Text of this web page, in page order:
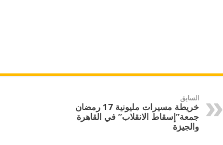
السابق
خريطة مسيرات مليونية 17 رمضان
جمعة”إسقاط الانقلاب” في القاهرة
والجيزة